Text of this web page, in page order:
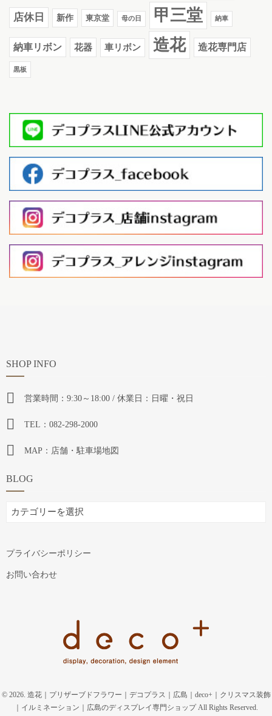
店休日 新作 東京堂 母の日 甲三堂 納車
納車リボン 花器 車リボン 造花 造花専門店
黒板
SHOP INFO
営業時間：9:30～18:00 / 休業日：日曜・祝日
TEL：082-298-2000
MAP：店舗・駐車場地図
BLOG
BLOG
プライバシーポリシー
お問い合わせ
© 2026. 造花｜プリザーブドフラワー｜デコプラス｜広島｜deco+｜クリスマス装飾
｜イルミネーション｜広島のディスプレイ専門ショップ All Rights Reserved.